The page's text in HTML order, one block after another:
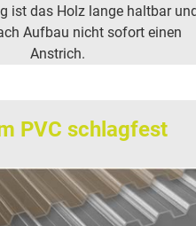
ist das Holz lange haltbar
Aufbau nicht sofort einen
Anstrich.
PVC schlagfest